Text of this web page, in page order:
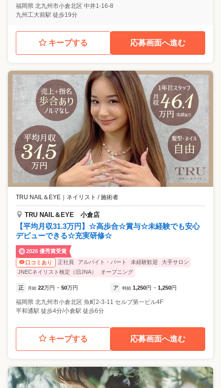
福岡県 北九州市小倉北区 中井1-16-8
九州工大前駅 徒歩19分
キープする 応募画面へ進む
TRU NAIL＆EYE ｜ ネイリスト / 施術者
TRU NAIL＆EYE 小倉店
【平均月収31.3万円】☆高歩合☆賞与☆未経験でも安心
デビューできる☆充実研修☆
2026 優秀賞受賞
口コミあり
正社員 アルバイト・パート 未経験歓迎
大手サロン
JNECネイリスト検定（旧JNA）
オープニング
正 月給 22万円 ~ 50万円 ア 時給 1,250円 ~ 1,250円
福岡県 北九州市小倉北区 魚町2-3-11 セルブ第一ビル4F
平和通駅 徒歩4分/小倉駅 徒歩6分
キープする 応募画面へ進む